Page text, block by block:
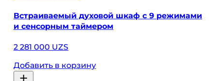
Встраиваемый духовой шкаф с 9 режимами
и сенсорным таймером
2 281 000 UZS
Добавить в корзину